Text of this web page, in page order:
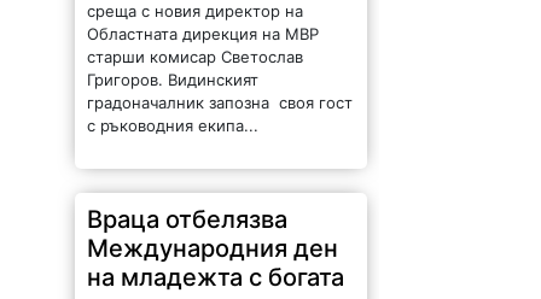
среща с новия директор на
Областната дирекция на МВР
старши комисар Светослав
Григоров. Видинският
градоначалник запозна своя гост
с ръководния екипа...
Враца отбелязва
Международния ден
на младежта с богата